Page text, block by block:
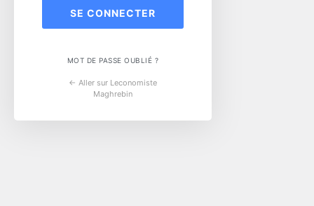
MOT DE PASSE OUBLIÉ ?
← Aller sur Leconomiste
Maghrebin